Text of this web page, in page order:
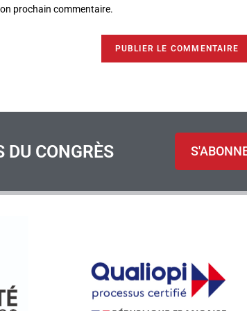
prochain commentaire.
DU CONGRÈS